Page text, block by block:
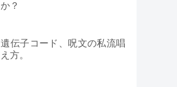
か？
遺伝子コード、呪文の私流唱
え方。